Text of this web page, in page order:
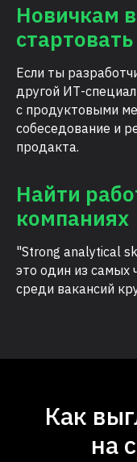
Новичкам
Если ты
другой ИТ-
с продуктовыми
собеседование и
продакта.
Найти
компаниях
"Strong analytical
это один из самых
среди вакансий
Как
на